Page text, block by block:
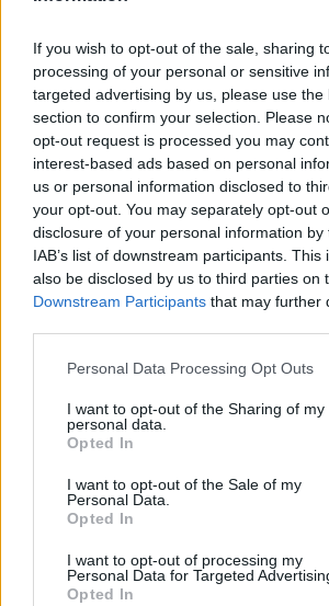
If you wish to opt-out of the sale, sharing
processing of your personal or sensitive
targeted advertising by us, please use the
section to confirm your selection. Please
opt-out request is processed you may
interest-based ads based on personal
us or personal information disclosed to
your opt-out. You may separately opt-out
disclosure of your personal information
IAB’s list of downstream participants.
also be disclosed by us to third parties on
Downstream Participants that may further
Personal Data Processing Opt Outs
I want to opt-out of the Sharing of my
personal data.
Opted In
I want to opt-out of the Sale of my
Personal Data.
Opted In
I want to opt-out of processing my
Personal Data for Targeted
Opted In
Во големото финале на овој
спектакл настапија
домаќин на манифестацијата
нејзиниот минатогодишен
© Vecer.mk, правата за текстот се на
Фото:
Пејачка
рекол „остави
ти....“
НАЈЧИТАНИ ВО ПОСЛЕДНИ 7
МАКЕДОНЦИТЕ ВО
ФОРМИРАН
НАЦИОНАЛЕН СОЈУЗ